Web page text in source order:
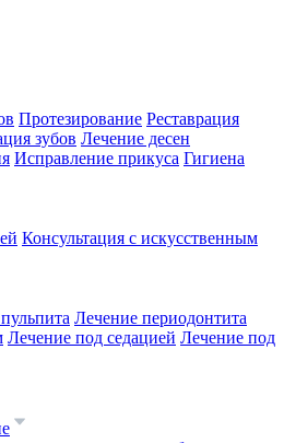
Протезирование Реставрация
зубов Лечение десен
Исправление прикуса Гигиена
Консультация с искусственным
Лечение периодонтита
Лечение под седацией Лечение под